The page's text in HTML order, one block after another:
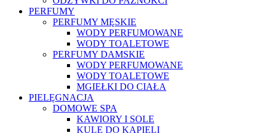
PERFUMY
PERFUMY MĘSKIE
WODY PERFUMOWANE
WODY TOALETOWE
PERFUMY DAMSKIE
WODY PERFUMOWANE
WODY TOALETOWE
MGIEŁKI DO CIAŁA
PIELĘGNACJA
DOMOWE SPA
KAWIORY I SOLE
KULE DO KĄPIELI